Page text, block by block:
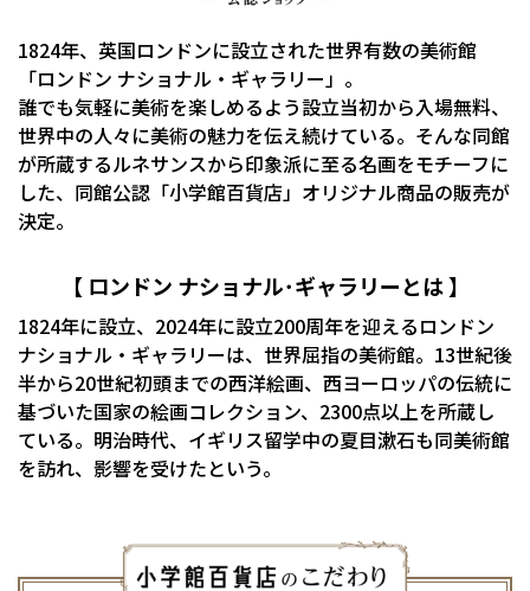
1824年、英国ロンドンに設立された世界有数の美術館
「ロンドン ナショナル・ギャラリー」。
誰でも気軽に美術を楽しめるよう設立当初から入場無料、
世界中の人々に美術の魅力を伝え続けている。そんな同館
が所蔵するルネサンスから印象派に至る名画をモチーフに
した、同館公認「小学館百貨店」オリジナル商品の販売が
決定。
【 ロンドン ナショナル･ギャラリーとは 】
1824年に設立、2024年に設立200周年を迎えるロンドン
ナショナル・ギャラリーは、世界屈指の美術館。13世紀後
半から20世紀初頭までの西洋絵画、西ヨーロッパの伝統に
基づいた国家の絵画コレクション、2300点以上を所蔵し
ている。明治時代、イギリス留学中の夏目漱石も同美術館
を訪れ、影響を受けたという。